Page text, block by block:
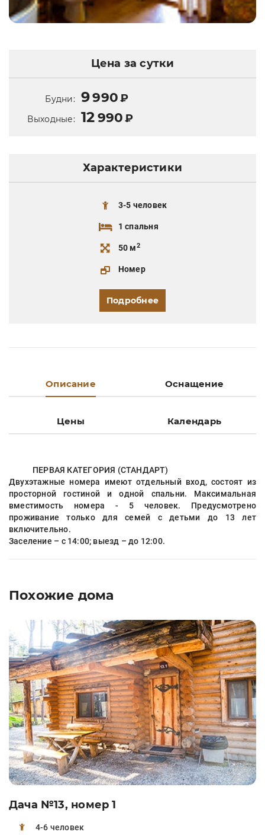
Цена за сутки
Будни: 9990₽
Выходные: 12990 ₽
Характеристики
3-5 человек
1 спальня
50 м2
Номер
Подробнее
Описание Оснащение
Цены Календарь
ПЕРВАЯ КАТЕГОРИЯ (СТАНДАРТ)
Двухэтажные номера имеют отдельный вход, состоят из
просторной гостиной и одной спальни. Максимальная
вместимость номера - 5 человек. Предусмотрено
проживание только для семей с детьми до 13 лет
включительно.
Заселение – с 14:00; выезд – до 12:00.
Похожие дома
Дача №13, номер 1
4-6 человек